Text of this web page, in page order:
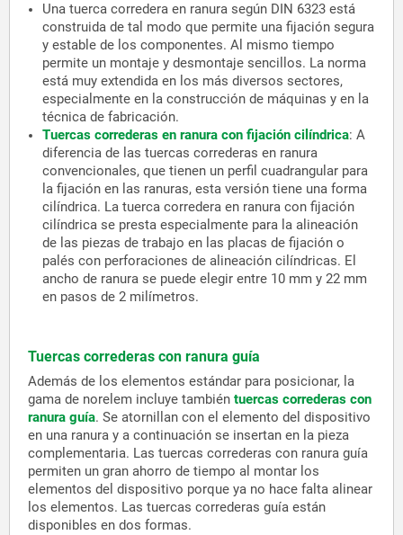
Una tuerca corredera en ranura según DIN 6323 está
construida de tal modo que permite una fijación segura
y estable de los componentes. Al mismo tiempo
permite un montaje y desmontaje sencillos. La norma
está muy extendida en los más diversos sectores,
especialmente en la construcción de máquinas y en la
técnica de fabricación.
Tuercas correderas en ranura con fijación cilíndrica: A
diferencia de las tuercas correderas en ranura
convencionales, que tienen un perfil cuadrangular para
la fijación en las ranuras, esta versión tiene una forma
cilíndrica. La tuerca corredera en ranura con fijación
cilíndrica se presta especialmente para la alineación
de las piezas de trabajo en las placas de fijación o
palés con perforaciones de alineación cilíndricas. El
ancho de ranura se puede elegir entre 10 mm y 22 mm
en pasos de 2 milímetros.
Tuercas correderas con ranura guía
Además de los elementos estándar para posicionar, la
gama de norelem incluye también tuercas correderas con
ranura guía. Se atornillan con el elemento del dispositivo
en una ranura y a continuación se insertan en la pieza
complementaria. Las tuercas correderas con ranura guía
permiten un gran ahorro de tiempo al montar los
elementos del dispositivo porque ya no hace falta alinear
los elementos. Las tuercas correderas guía están
disponibles en dos formas.